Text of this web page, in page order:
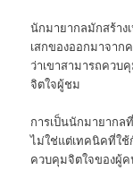
นักมายากลมักสร้าง
เสกของออกมาจาก
ว่าเขาสามารถควบ
จิตใจผู้ชม
การเป็นนักมายากล
ไม่ใช่แต่เทคนิคที่ใ
ควบคุมจิตใจของผู้